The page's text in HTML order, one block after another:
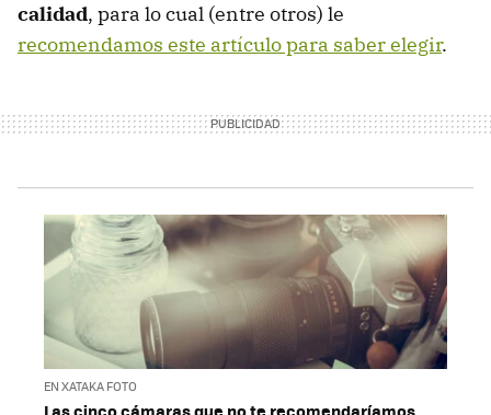
calidad, para lo cual (entre otros) le
recomendamos este artículo para saber elegir.
EN XATAKA FOTO